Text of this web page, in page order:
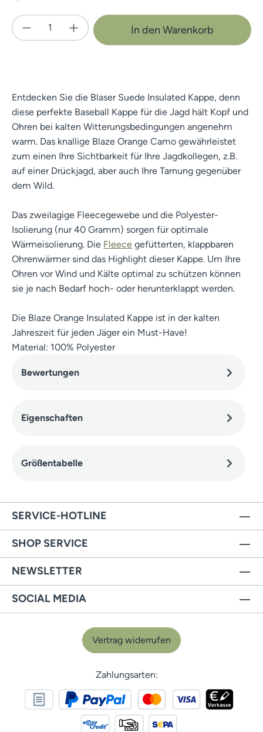
Produkt Anzahl: Gib den gewünschten
In den Warenkorb
Entdecken Sie die Blaser Suede Insulated Kappe, denn
diese perfekte Baseball Kappe für die Jagd hält Kopf und
Ohren bei kalten Witterungsbedingungen angenehm
warm. Das knallige Blaze Orange Camo gewährleistet
zum einen Ihre Sichtbarkeit für Ihre Jagdkollegen, z.B.
auf einer Drückjagd, aber auch Ihre Tarnung gegenüber
dem Wild.
Das zweilagige Fleecegewebe und die Polyester-
Isolierung (nur 40 Gramm) sorgen für optimale
Wärmeisolierung. Die Fleece gefütterten, klappbaren
Ohrenwärmer sind das Highlight dieser Kappe. Um Ihre
Ohren vor Wind und Kälte optimal zu schützen können
sie je nach Bedarf hoch- oder herunterklappt werden.
Die Blaze Orange Insulated Kappe ist in der kalten
Jahreszeit für jeden Jäger ein Must-Have!
Material: 100% Polyester
Bewertungen
Eigenschaften
Größentabelle
SERVICE-HOTLINE
SHOP SERVICE
NEWSLETTER
SOCIAL MEDIA
Vertrag widerrufen
Zahlungsarten: